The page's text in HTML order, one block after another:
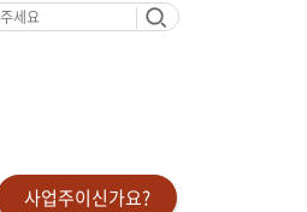
사업주이신가요?